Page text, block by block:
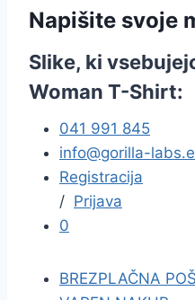
Napišite svoje
Slike, ki
Woman T-Shirt:
041 991 845
info@gorilla-
Registracija
/ Prijava
0
BREZPLAČNA